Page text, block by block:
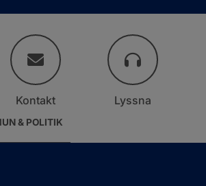
& POLITIK
Kontakt Lyssna